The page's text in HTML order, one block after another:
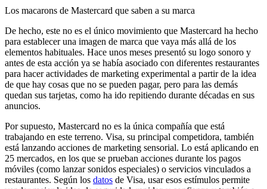
Los macarons de Mastercard que saben a su marca
De hecho, este no es el único movimiento que Mastercard ha hecho
para establecer una imagen de marca que vaya más allá de los
elementos habituales. Hace unos meses presentó su logo sonoro y
antes de esta acción ya se había asociado con diferentes restaurantes
para hacer actividades de marketing experimental a partir de la idea
de que hay cosas que no se pueden pagar, pero para las demás
quedan sus tarjetas, como ha ido repitiendo durante décadas en sus
anuncios.
Por supuesto, Mastercard no es la única compañía que está
trabajando en este terreno. Visa, su principal competidora, también
está lanzando acciones de marketing sensorial. Lo está aplicando en
25 mercados, en los que se prueban acciones durante los pagos
móviles (como lanzar sonidos especiales) o servicios vinculados a
restaurantes. Según los datos de Visa, usar esos estímulos permite